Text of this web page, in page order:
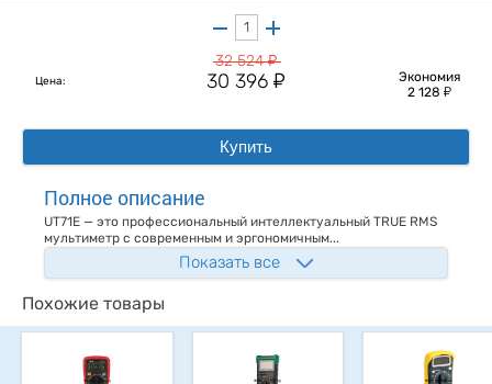
Цена:
32 524у
30 396у
Экономия
2 128у
Купить
Полное описание
UT71E — это профессиональный интеллектуальный TRUE RMS
мультиметр с современным и эргономичным...
Показать все
Похожие товары